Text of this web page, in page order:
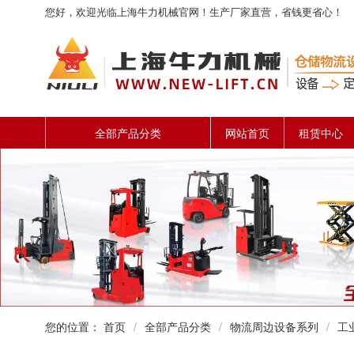
您好，欢迎光临上海牛力机械官网！生产厂家直营，省钱更省心！
全部产品分类 网站首页 租赁中心
您的位置： 首页 / 全部产品分类 / 物流周边设备系列 / 工